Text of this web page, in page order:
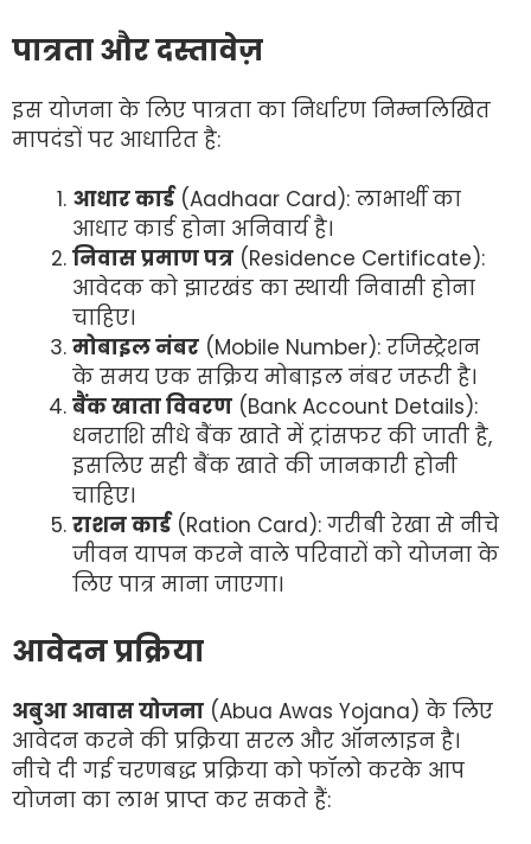
पात्रता और दस्तावेज़
इस योजना के लिए पात्रता का निर्धारण निम्नलिखित
मापदंडों पर आधारित है:
आधार कार्ड(Aadhaar Card): लाभार्थी का
आधार कार्ड होना अनिवार्य है।
निवास प्रमाण पत्र (Residence Certificate):
आवेदक को झारखंड का स्थायी निवासी होना
चाहिए।
मोबाइल नंबर (Mobile Number): रजिस्ट्रेशन
के समय एक सक्रिय मोबाइल नंबर जरूरी है।
बैंक खाता विवरण (Bank Account Details):
धनराशि सीधे बैंक खाते में ट्रांसफर की जाती है,
इसलिए सही बैंक खाते की जानकारी होनी
चाहिए।
राशन कार्ड(Ration Card): गरीबी रेखा से नीचे
जीवन यापन करने वाले परिवारों को योजना के
लिए पात्र माना जाएगा।
आवेदन प्रक्रिया
अबुआ आवास योजना (Abua Awas Yojana) के लिए
आवेदन करने की प्रक्रिया सरल और ऑनलाइन है।
नीचे दी गई चरणबद्ध प्रक्रिया को फॉलो करके आप
योजना का लाभ प्राप्त कर सकते हैं: